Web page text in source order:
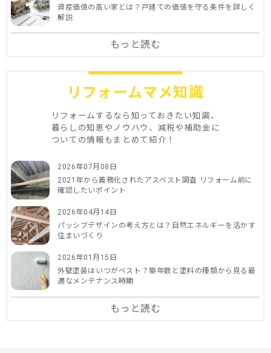
資産価値の高い家とは？戸建ての価値を守る条件を詳しく
解説
もっと読む
リフォームマメ知識
リフォームするなら知っておきたい知識、
暮らしの知恵やノウハウ、減税や補助金に
ついての情報もまとめて紹介！
2026年07月08日
2021年から義務化されたアスベスト調査 リフォーム前に
確認したいポイント
2026年04月14日
パッシブデザインの考え方とは？自然エネルギーを活かす
住まいづくり
2026年01月15日
外壁塗装はいつがベスト？築年数と塗料の種類から見る最
適なメンテナンス時期
もっと読む